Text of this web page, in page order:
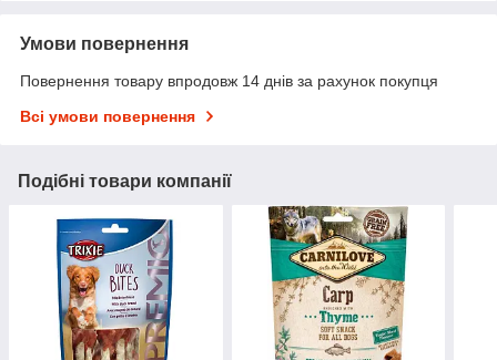
Умови повернення
Повернення товару впродовж 14 днів за рахунок покупця
Всі умови повернення
Подібні товари компанії